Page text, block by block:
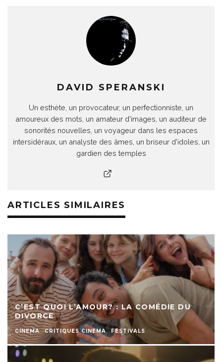
DAVID SPERANSKI
Un esthète, un provocateur, un perfectionniste, un
amoureux des mots, un amateur d'images, un auditeur de
sonorités nouvelles, un voyageur dans les espaces
intersidéraux, un analyste des âmes, un briseur d'idoles, un
gardien des temples
ARTICLES SIMILAIRES
C’EST QUOI L’AMOUR? : LA COMÉDIE DU
DIVORCE
CINEMA CRITIQUES CINEMA FESTIVALS